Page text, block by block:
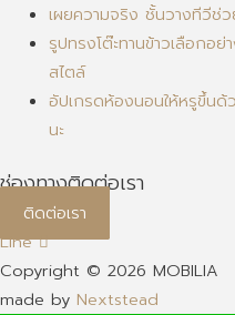
เผยความจริง ชั้นวางทีวีช่
รูปทรงโต๊ะทานข้าวเลือกอย่
สไตล์
อัปเกรดห้องนอนให้หรูขึ้นด้
นะ
ช่องทางติดต่อเรา
ติดต่อเรา
Line
Copyright © 2026 MOBILIA
made by Nextstead